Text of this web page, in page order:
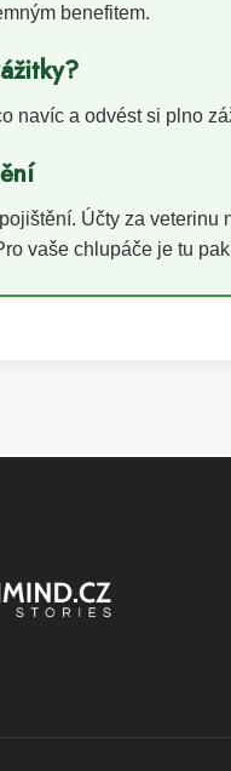
benefitem.
navíc a odvést si plno
Účty za
vaše chlupáče je tu pak